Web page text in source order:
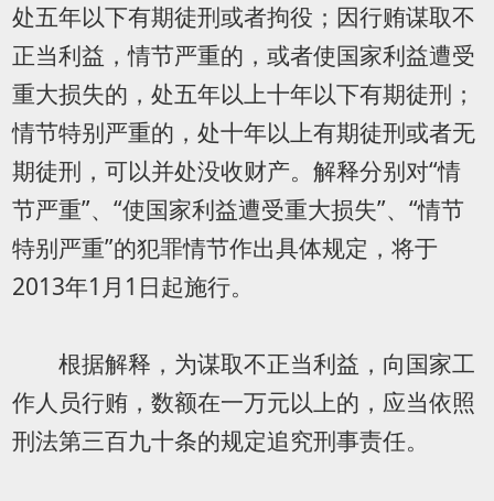
处五年以下有期徒刑或者拘役；因行贿谋取不
正当利益，情节严重的，或者使国家利益遭受
重大损失的，处五年以上十年以下有期徒刑；
情节特别严重的，处十年以上有期徒刑或者无
期徒刑，可以并处没收财产。解释分别对“情
节严重”、“使国家利益遭受重大损失”、“情节
特别严重”的犯罪情节作出具体规定，将于
2013年1月1日起施行。
根据解释，为谋取不正当利益，向国家工
作人员行贿，数额在一万元以上的，应当依照
刑法第三百九十条的规定追究刑事责任。